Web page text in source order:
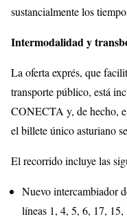
sustancialmente los
Intermodalidad y
La oferta exprés, que
transporte público, está
CONECTA y, de hecho,
el billete único asturiano
El recorrido incluye las
Nuevo intercambiador
líneas 1, 4, 5, 6, 17,